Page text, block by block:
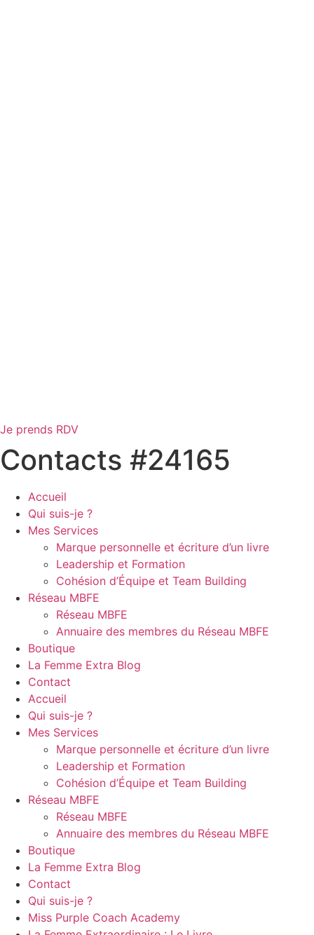
Je prends RDV
Contacts #24165
Accueil
Qui suis-je ?
Mes Services
Marque personnelle et écriture d’un livre
Leadership et Formation
Cohésion d’Équipe et Team Building
Réseau MBFE
Réseau MBFE
Annuaire des membres du Réseau MBFE
Boutique
La Femme Extra Blog
Contact
Accueil
Qui suis-je ?
Mes Services
Marque personnelle et écriture d’un livre
Leadership et Formation
Cohésion d’Équipe et Team Building
Réseau MBFE
Réseau MBFE
Annuaire des membres du Réseau MBFE
Boutique
La Femme Extra Blog
Contact
Qui suis-je ?
Miss Purple Coach Academy